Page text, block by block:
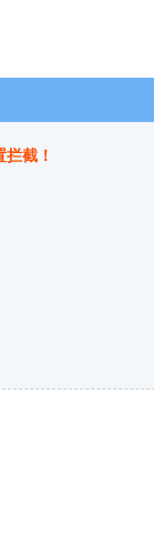
截！